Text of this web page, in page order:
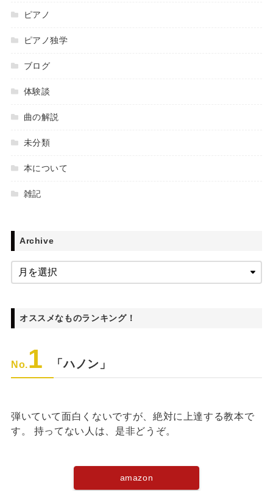
ピアノ
ピアノ独学
ブログ
体験談
曲の解説
未分類
本について
雑記
Archive
オススメなものランキング！
No.1 「ハノン」
弾いていて面白くないですが、絶対に上達する教本で
す。 持ってない人は、是非どうぞ。
amazon